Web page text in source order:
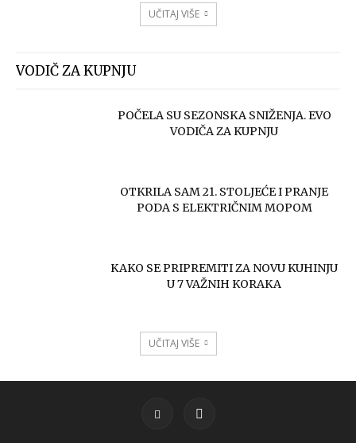
UČITAJ VIŠE
VODIČ ZA KUPNJU
POČELA SU SEZONSKA SNIŽENJA. EVO
VODIČA ZA KUPNJU
OTKRILA SAM 21. STOLJEĆE I PRANJE
PODA S ELEKTRIČNIM MOPOM
KAKO SE PRIPREMITI ZA NOVU KUHINJU
U 7 VAŽNIH KORAKA
UČITAJ VIŠE